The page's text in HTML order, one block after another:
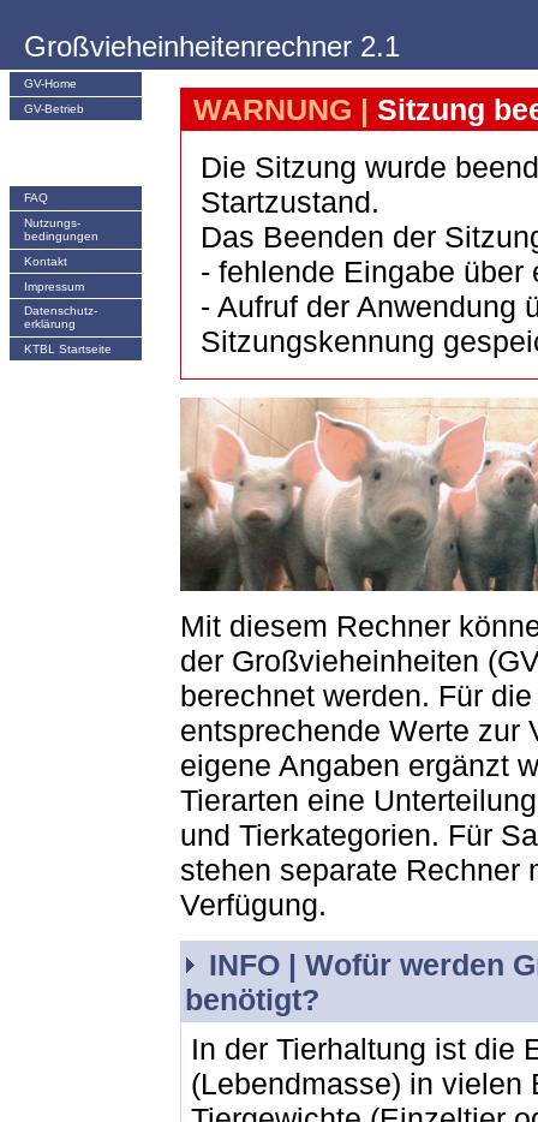
Großvieheinheitenrechner 2.1
GV-Home
GV-Betrieb
FAQ
Nutzungs­
bedingungen
Kontakt
Impressum
Datenschutz-
erklärung
KTBL Startseite
WARNUNG | Sitzung
Die Sitzung wurde
Startzustand.
Das Beenden der
- fehlende Eingabe über
- Aufruf der Anwendung
Sitzungskennung
Mit diesem Rechner
der Großvieheinheiten
berechnet werden. Für
entsprechende Werte zur
eigene Angaben ergänzt
Tierarten eine
und Tierkategorien. Für
stehen separate Rechner
Verfügung.
INFO | Wofür werden
benötigt?
In der Tierhaltung ist die
(Lebendmasse) in vielen